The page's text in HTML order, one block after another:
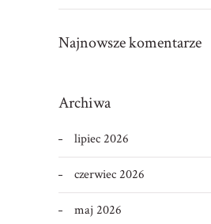
Najnowsze komentarze
Archiwa
lipiec 2026
czerwiec 2026
maj 2026